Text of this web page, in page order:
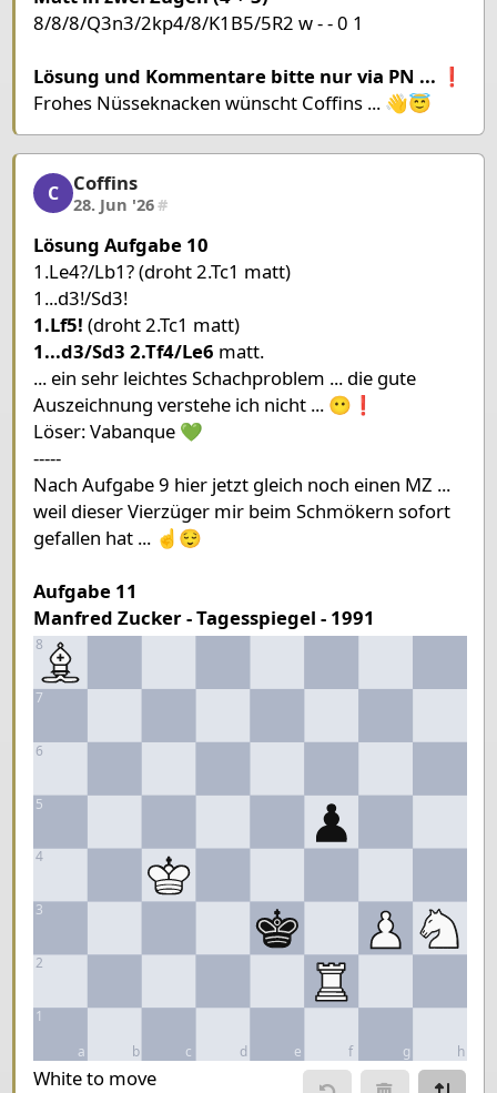
Chessboard as table
a bc d e
8
7
6
5 Queen White
3
2 King White
Bishop White
1
Pieces lists
Pieces White
King a2
Queen a5
Pieces Black
King c4
Knight e5 Pawn d4
8/8/8/Q3n3/2kp4/8/K1B5/5R2 w - - 0 1
Lösung und Kommentare bitte nur via PN ... ❗
Frohes Nüsseknacken wünscht Coffins ... 👋😇
Coffins, 6/8, 28. Jun '26
C Coffins
28. Jun '26#
Lösung Aufgabe 10
1.Le4?/Lb1? (droht 2.Tc1 matt)
1...d3!/Sd3!
1.Lf5! (droht 2.Tc1 matt)
1...d3/Sd3 2.Tf4/Le6 matt.
... ein sehr leichtes Schachproblem ... die gute
Auszeichnung verstehe ich nicht ... 😶❗
Löser: Vabanque 💚
-----
Nach Aufgabe 9 hier jetzt gleich noch einen MZ ...
weil dieser Vierzüger mir beim Schmökern sofort
gefallen hat ... ☝️😌
Aufgabe 11
Manfred Zucker - Tagesspiegel - 1991
a b c d e f g h
8
7
6
5
4
3
2
1
Move piece
White to move